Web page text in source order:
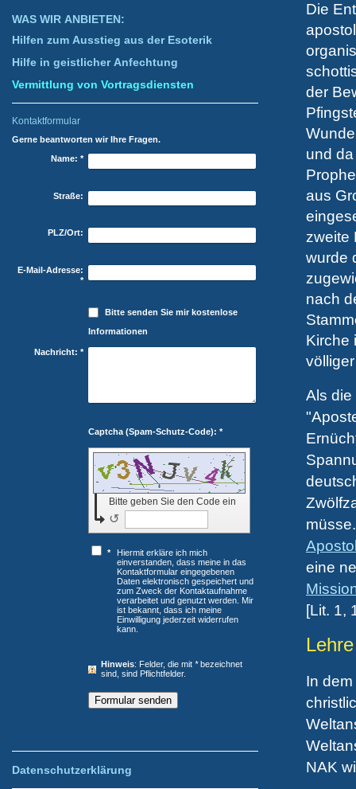
Die
der
und
aus
zweite
wurde
nach
Kirche
Als die
eine
[Lit. 1,
Lehre
In
NAK
WAS WIR ANBIETEN:
Hilfen zum Ausstieg aus der Esoterik
Hilfe in geistlicher Anfechtung
Vermittlung von Vortragsdiensten
Kontaktformular
Gerne beantworten wir Ihre Fragen.
Name: *
Straße:
PLZ/Ort:
E-Mail-Adresse:
*
Bitte senden Sie mir kostenlose
Informationen
Nachricht: *
Captcha (Spam-Schutz-Code): *
Bitte geben Sie den Code ein
↺
*
Hiermit erkläre ich mich
einverstanden, dass meine in das
Kontaktformular eingegebenen
Daten elektronisch gespeichert und
zum Zweck der Kontaktaufnahme
verarbeitet und genutzt werden. Mir
ist bekannt, dass ich meine
Einwilligung jederzeit widerrufen
kann.
Hinweis : Felder, die mit*bezeichnet
sind, sind Pflichtfelder.
Datenschutzerklärung